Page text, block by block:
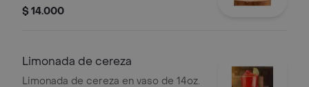
$ 14.000
Limonada de cereza
Limonada de cereza en vaso de 14oz.